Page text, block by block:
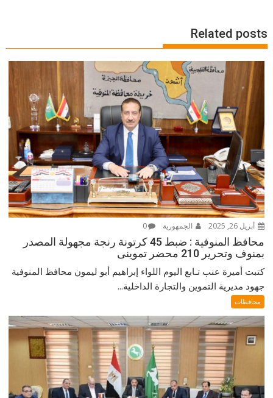
Related posts
أبريل 26, 2025 الجمهورية 0
محافظ المنوفية : ضبط 45 كرتونة رنجة مجهولة المصدر
بمنوف وتحرير 210 محضر تموينى
كتبت أميرة عنب تـابع اليوم اللواء إبراهيم أبو ليمون محافظ المنوفية
جهود مديرية التموين والتجارة الداخلية...
محافظات